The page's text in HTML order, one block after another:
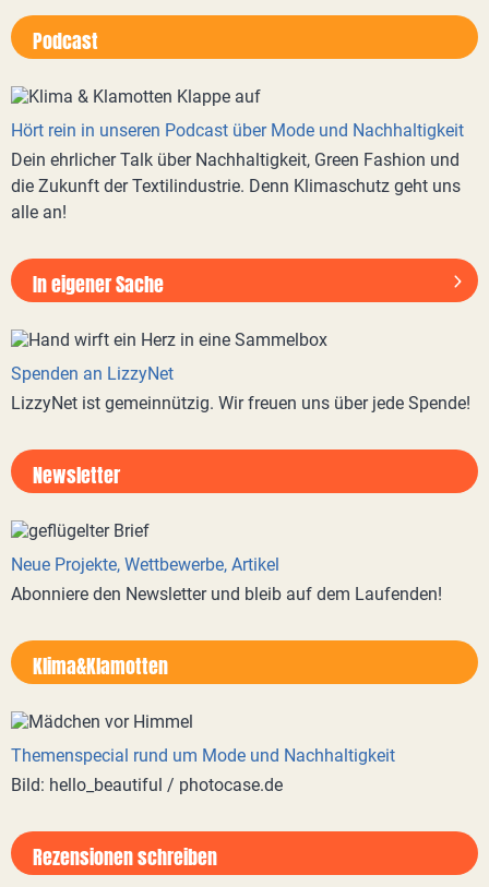
Podcast
Hört rein in unseren Podcast über Mode und Nachhaltigkeit
Dein ehrlicher Talk über Nachhaltigkeit, Green Fashion und
die Zukunft der Textilindustrie. Denn Klimaschutz geht uns
alle an!
In eigener Sache
Spenden an LizzyNet
LizzyNet ist gemeinnützig. Wir freuen uns über jede Spende!
Newsletter
Neue Projekte, Wettbewerbe, Artikel
Abonniere den Newsletter und bleib auf dem Laufenden!
Klima&Klamotten
Themenspecial rund um Mode und Nachhaltigkeit
Bild: hello_beautiful / photocase.de
Rezensionen schreiben